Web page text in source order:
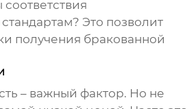
Это позволит
получения бракованной
– важный фактор. Но не